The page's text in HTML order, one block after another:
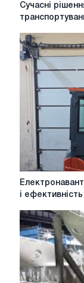
організації
складання
та
Сучасні
б
у:
економія,
екологічність
і
ефективність
на
і